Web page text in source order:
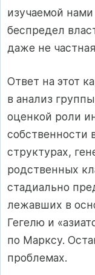
изучаемой
беспредел
даже не
Ответ на этот
в анализ
оценкой роли
собственности
структурах,
родственных
стадиально
лежавших в
Гегелю и
по Марксу.
проблемах.